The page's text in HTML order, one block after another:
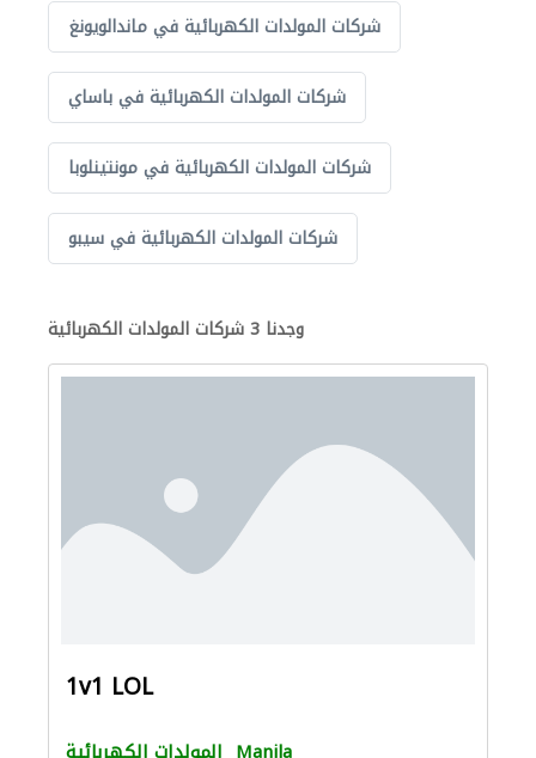
شركات المولدات الكهربائية في ماندالويونغ
شركات المولدات الكهربائية في باساي
شركات المولدات الكهربائية في مونتينلوبا
شركات المولدات الكهربائية في سيبو
وجدنا 3 شركات المولدات الكهربائية
1v1 LOL